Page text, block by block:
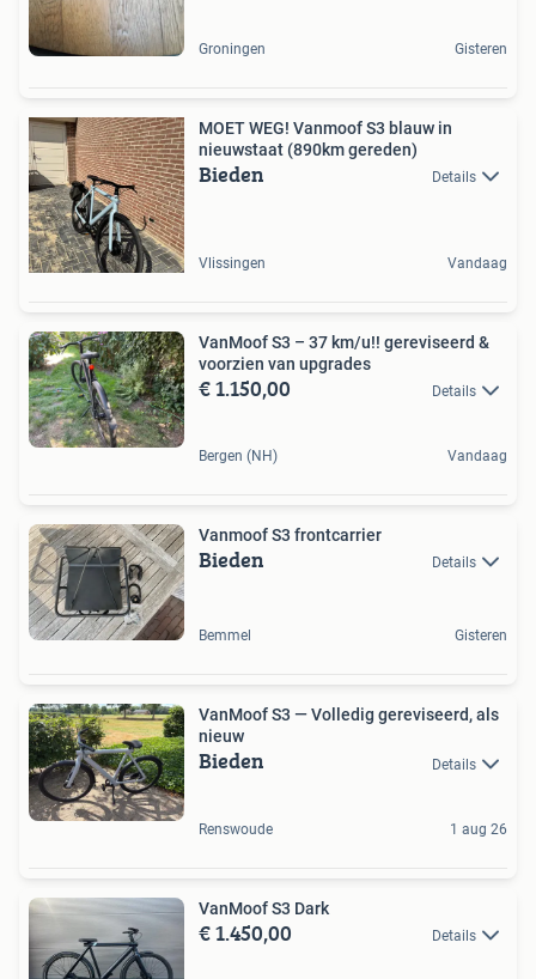
Groningen Gisteren
MOET WEG! Vanmoof S3 blauw in
nieuwstaat (890km gereden)
Bieden Details
Vlissingen Vandaag
VanMoof S3 – 37 km/u!! gereviseerd &
voorzien van upgrades
€ 1.150,00 Details
Bergen (NH) Vandaag
Vanmoof S3 frontcarrier
Bieden Details
Bemmel Gisteren
VanMoof S3 — Volledig gereviseerd, als
nieuw
Bieden Details
Renswoude 1 aug 26
VanMoof S3 Dark
€ 1.450,00 Details